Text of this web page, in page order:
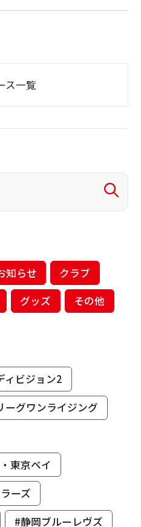
ス一覧
知らせ
クラブ
グッズ その他
ィビジョン2
ーグワンライジング
東京ベイ
ーズ
#静岡ブルーレヴズ